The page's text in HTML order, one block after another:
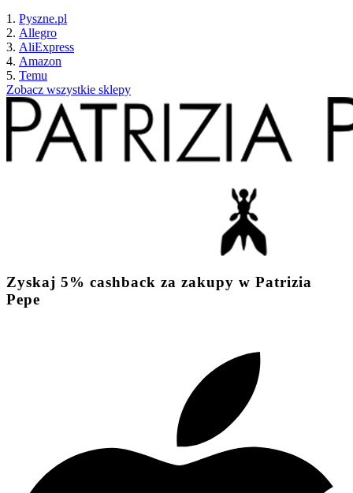
Pyszne.pl
Allegro
AliExpress
Amazon
Temu
Zobacz wszystkie sklepy
Zyskaj 5% cashback za zakupy w Patrizia
Pepe